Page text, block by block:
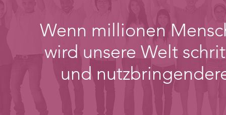
Wenn millionen
wird unsere Welt
und